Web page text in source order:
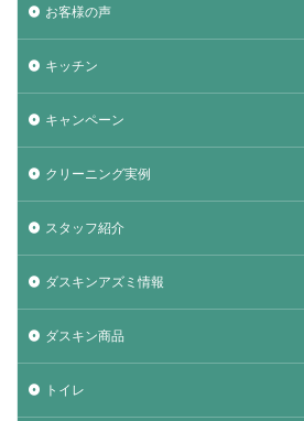
お客様の声
キッチン
キャンペーン
クリーニング実例
スタッフ紹介
ダスキンアズミ情報
ダスキン商品
トイレ